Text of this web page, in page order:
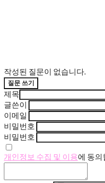
작성된 질문이 없습니다.
질문 쓰기
제목
글쓴이
이메일
비밀번호
비밀번호
개인정보 수집 및 이용에 동의